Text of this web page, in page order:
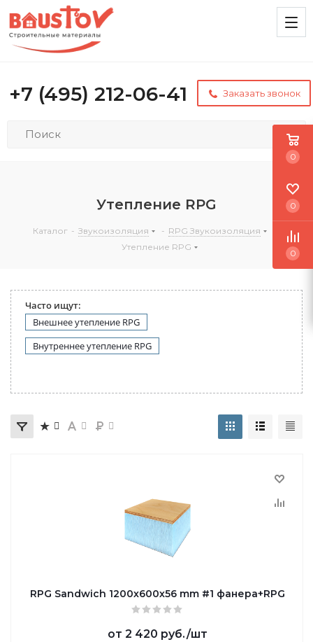
+7 (495) 212-06-41 Заказать звонок
Утепление RPG
Каталог - Звукоизоляция - RPG Звукоизоляция
Утепление RPG
Часто ищут:
Внешнее утепление RPG
Внутреннее утепление RPG
RPG Sandwich 1200х600х56 mm #1 фанера+RPG
от 2 420 руб./шт
0
0
0